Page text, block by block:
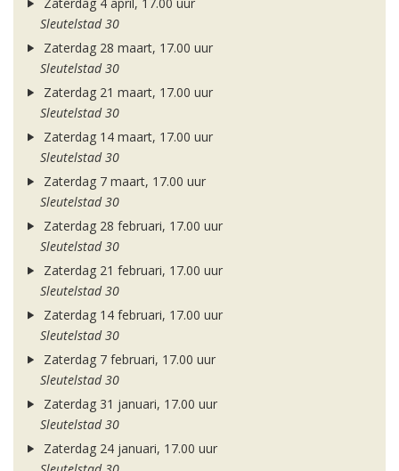
Zaterdag 4 april, 17.00 uur
Sleutelstad 30
Zaterdag 28 maart, 17.00 uur
Sleutelstad 30
Zaterdag 21 maart, 17.00 uur
Sleutelstad 30
Zaterdag 14 maart, 17.00 uur
Sleutelstad 30
Zaterdag 7 maart, 17.00 uur
Sleutelstad 30
Zaterdag 28 februari, 17.00 uur
Sleutelstad 30
Zaterdag 21 februari, 17.00 uur
Sleutelstad 30
Zaterdag 14 februari, 17.00 uur
Sleutelstad 30
Zaterdag 7 februari, 17.00 uur
Sleutelstad 30
Zaterdag 31 januari, 17.00 uur
Sleutelstad 30
Zaterdag 24 januari, 17.00 uur